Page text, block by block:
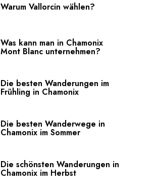
Warum Vallorcin wählen?
Was kann man in Chamonix
Mont Blanc unternehmen?
Die besten Wanderungen im
Frühling in Chamonix
Die besten Wanderwege in
Chamonix im Sommer
Die schönsten Wanderungen in
Chamonix im Herbst